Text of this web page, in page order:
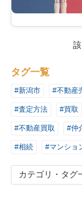
タグ一覧
#新潟市 #不動産
#査定方法 #買取
#不動産買取 #仲
#相続 #マンショ
カテゴリ・タグ